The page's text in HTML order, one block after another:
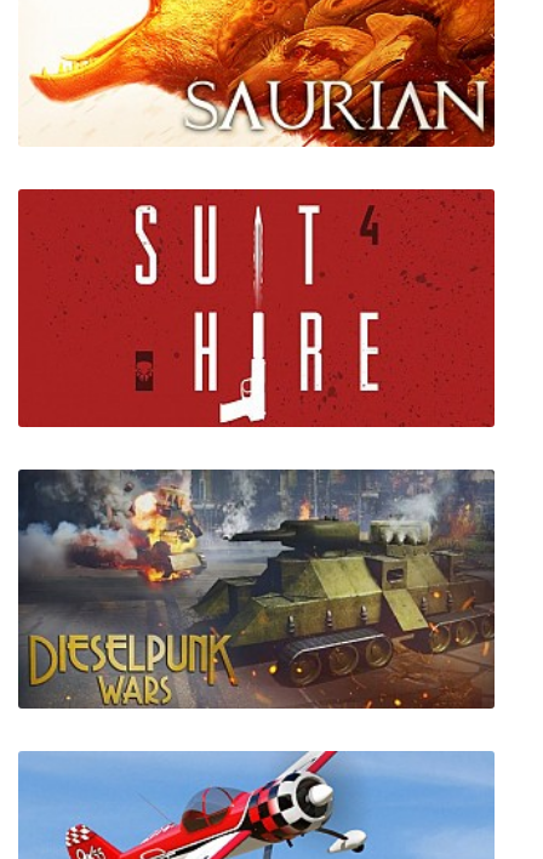
Saurian
Suit for Hire